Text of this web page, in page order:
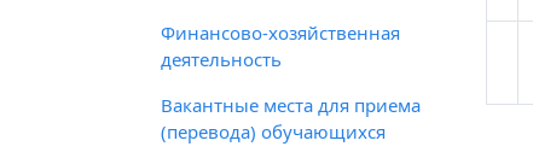
Финансово-хозяйственная
деятельность
Вакантные места для приема
(перевода) обучающихся